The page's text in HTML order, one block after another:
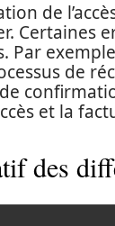
de
Certaines
Par
de
et la
des